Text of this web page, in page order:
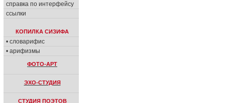
справка по интерфейсу
ссылки
КОПИЛКА СИЗИФА
• словарифис
• арифизмы
ФОТО-АРТ
ЭХО-СТУДИЯ
СТУДИЯ ПОЭТОВ